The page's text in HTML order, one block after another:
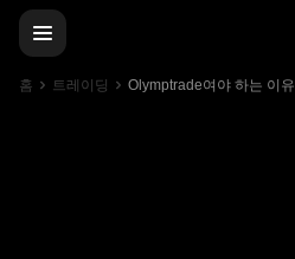
홈 트레이딩 Olymptrade여야 하는 이유